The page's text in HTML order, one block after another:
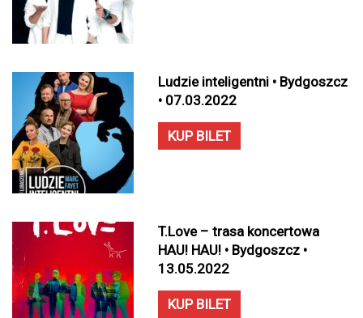
Ludzie inteligentni • Bydgoszcz
• 07.03.2022
KUP BILET
T.Love – trasa koncertowa
HAU! HAU! • Bydgoszcz •
13.05.2022
KUP BILET